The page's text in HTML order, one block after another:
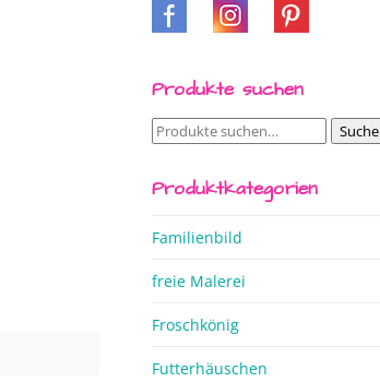
Produkte suchen
Suche
Suche
Produktkategorien
Familienbild
freie Malerei
Froschkönig
Futterhäuschen